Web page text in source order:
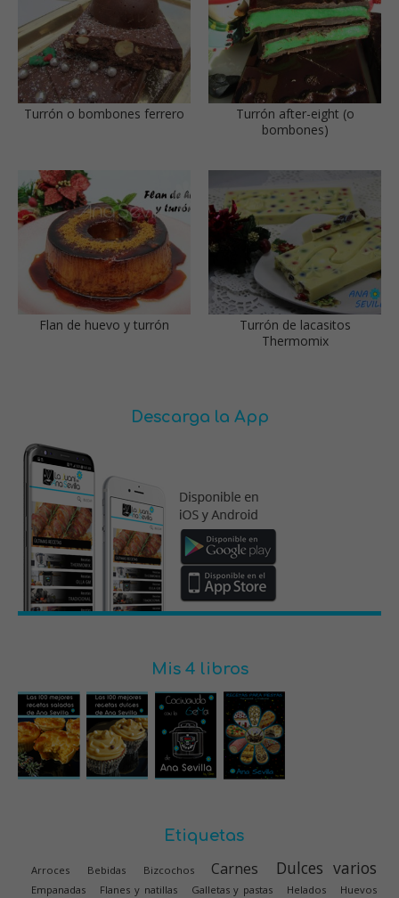
Turrón o bombones ferrero
Turrón after-eight (o
bombones)
Flan de huevo y turrón
Turrón de lacasitos
Thermomix
Descarga la App
Mis 4 libros
Etiquetas
Arroces Bebidas Bizcochos Carnes Dulces varios
Empanadas Flanes y natillas Galletas y pastas Helados Huevos